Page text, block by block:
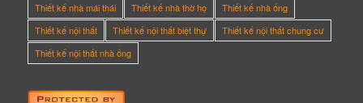
Thiết kế nhà mái thái
Thiết kế nhà thờ họ
Thiết kế nhà ống
Thiết kế nội thất
Thiết kế nội thất biệt thự
Thiết kế nội thất chung cư
Thiết kế nội thất nhà ống